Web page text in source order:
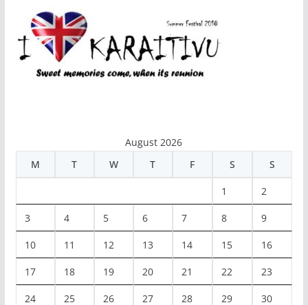
August 2026
M
T W T F S S
1 2
3 4 5 6 7 8 9
10 11 12 13 14 15 16
17 18 19 20 21 22 23
24 25 26 27 28 29 30